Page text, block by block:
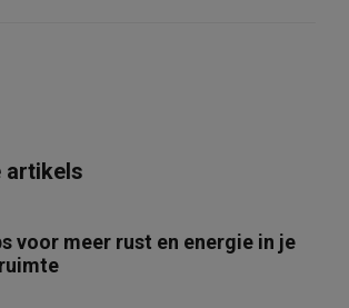
artikels
voor meer rust en energie in je